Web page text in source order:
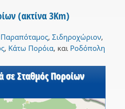
(ακτίνα 3Km)
Παραπόταμος, Σιδηροχώριον,
, Κάτω Πορόια, και Ροδόπολη
σε Σταθμός Ποροίων